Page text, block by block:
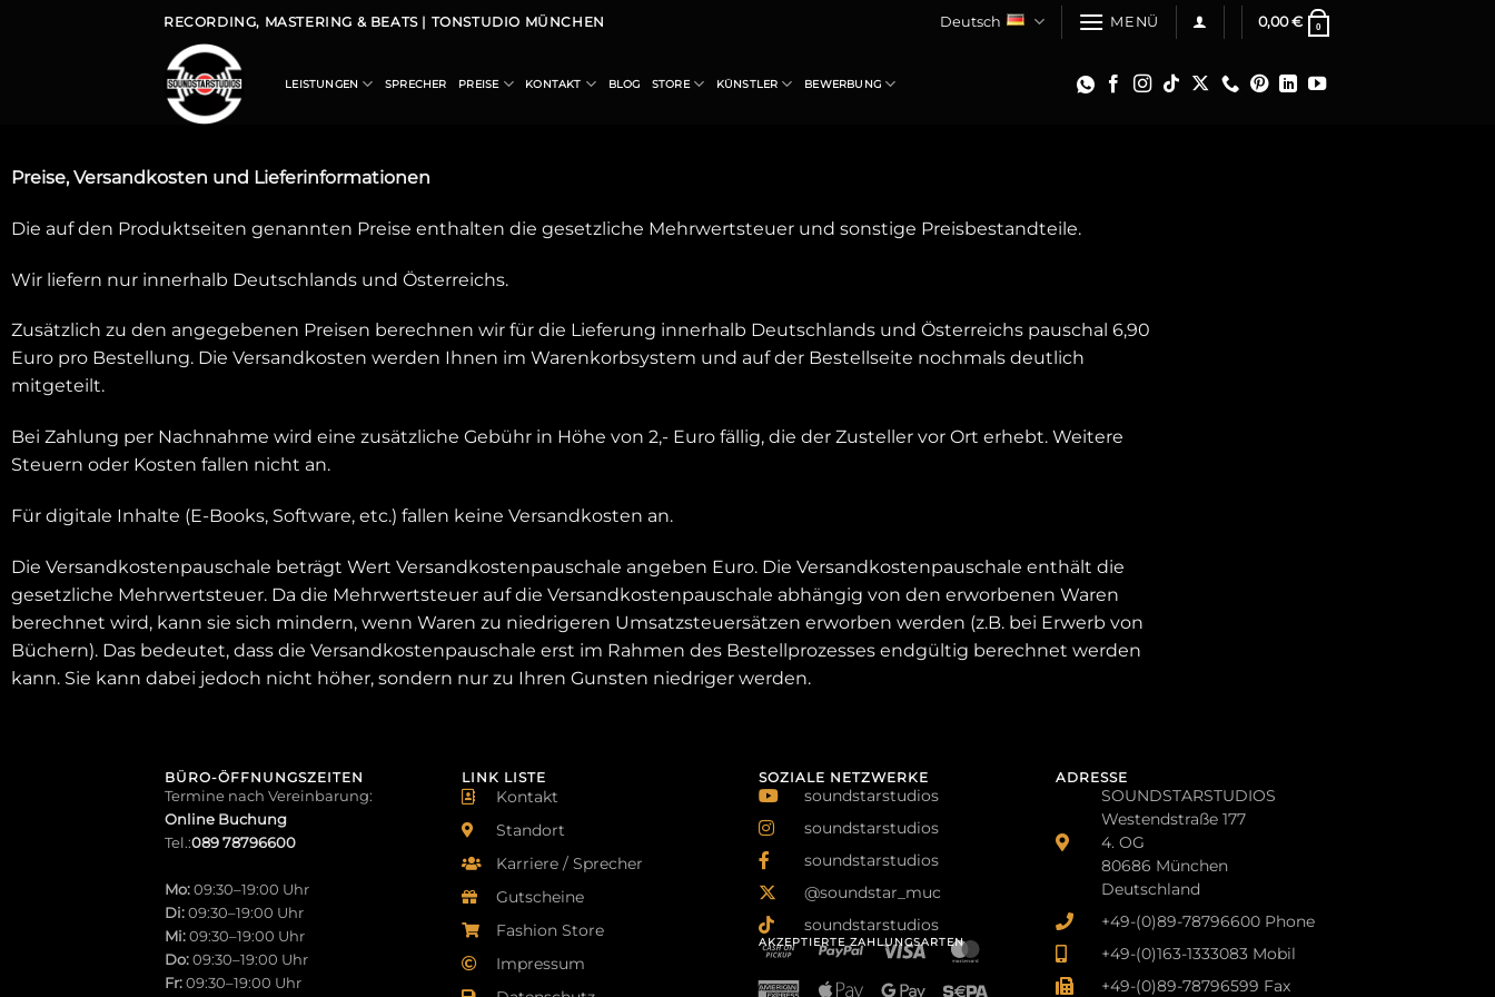
RECORDING, MASTERING & BEATS | TONSTUDIO MÜNCHEN Deutsch MENÜ 0,00€ 0
LEISTUNGEN SPRECHER PREISE KONTAKT BLOG STORE KÜNSTLER BEWERBUNG
Preise, Versandkosten und Lieferinformationen
Die auf den Produktseiten genannten Preise enthalten die gesetzliche Mehrwertsteuer und sonstige Preisbestandteile.
Wir liefern nur innerhalb Deutschlands und Österreichs.
Zusätzlich zu den angegebenen Preisen berechnen wir für die Lieferung innerhalb Deutschlands und Österreichs pauschal 6,90
Euro pro Bestellung. Die Versandkosten werden Ihnen im Warenkorbsystem und auf der Bestellseite nochmals deutlich
mitgeteilt.
Bei Zahlung per Nachnahme wird eine zusätzliche Gebühr in Höhe von 2,- Euro fällig, die der Zusteller vor Ort erhebt. Weitere
Steuern oder Kosten fallen nicht an.
Für digitale Inhalte (E-Books, Software, etc.) fallen keine Versandkosten an.
Die Versandkostenpauschale beträgt Wert Versandkostenpauschale angeben Euro. Die Versandkostenpauschale enthält die
gesetzliche Mehrwertsteuer. Da die Mehrwertsteuer auf die Versandkostenpauschale abhängig von den erworbenen Waren
berechnet wird, kann sie sich mindern, wenn Waren zu niedrigeren Umsatzsteuersätzen erworben werden (z.B. bei Erwerb von
Büchern). Das bedeutet, dass die Versandkostenpauschale erst im Rahmen des Bestellprozesses endgültig berechnet werden
kann. Sie kann dabei jedoch nicht höher, sondern nur zu Ihren Gunsten niedriger werden.
BÜRO-ÖFFNUNGSZEITEN
Termine nach Vereinbarung:
Online Buchung
Tel.:089 78796600
Mo:09:30–19:00 Uhr
Di:09:30–19:00 Uhr
Mi:09:30–19:00 Uhr
Do:09:30–19:00 Uhr
Fr:09:30–19:00 Uhr
LINK LISTE
Kontakt
Standort
Karriere / Sprecher
Gutscheine
Fashion Store
Impressum
SOZIALE NETZWERKE
soundstarstudios
soundstarstudios
soundstarstudios
@soundstar_muc
soundstarstudios
AKZEPTIERTE ZAHLUNGSARTEN
ADRESSE
SOUNDSTARSTUDIOS
Westendstraße 177
4. OG
80686 München
Deutschland
+49-(0)89-78796600 Phone
+49-(0)163-1333083 Mobil
+49-(0)89-78796599 Fax